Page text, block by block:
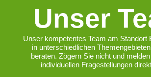
Unser
Unser kompetentes Team am Standort
in unterschiedlichen
beraten. Zögern Sie nicht und
individuellen Fragestellungen